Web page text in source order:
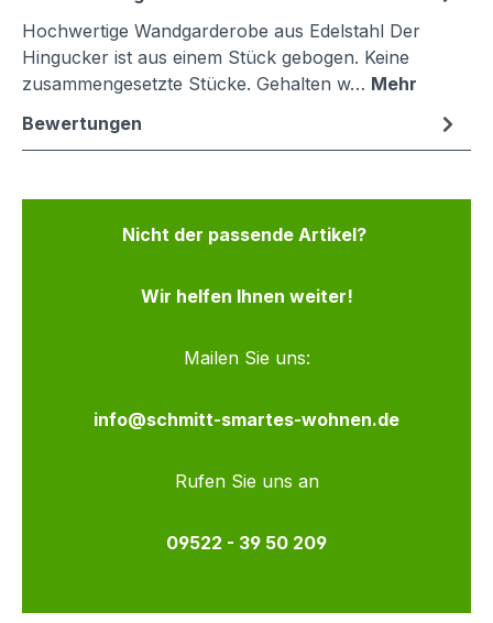
Hochwertige Wandgarderobe aus Edelstahl Der
Hingucker ist aus einem Stück gebogen. Keine
zusammengesetzte Stücke. Gehalten w… Mehr
Bewertungen
Nicht der passende Artikel?
Wir helfen Ihnen weiter!
Mailen Sie uns:
info@schmitt-smartes-wohnen.de
Rufen Sie uns an
09522 - 39 50 209